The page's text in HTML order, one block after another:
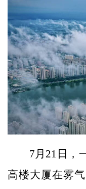
7月21日，一
高楼大厦在雾